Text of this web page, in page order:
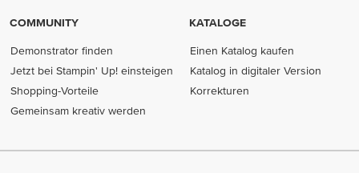
COMMUNITY
Demonstrator finden
Jetzt bei Stampin' Up! einsteigen
Shopping-Vorteile
Gemeinsam kreativ werden
KATALOGE
Einen Katalog kaufen
Katalog in digitaler Version
Korrekturen